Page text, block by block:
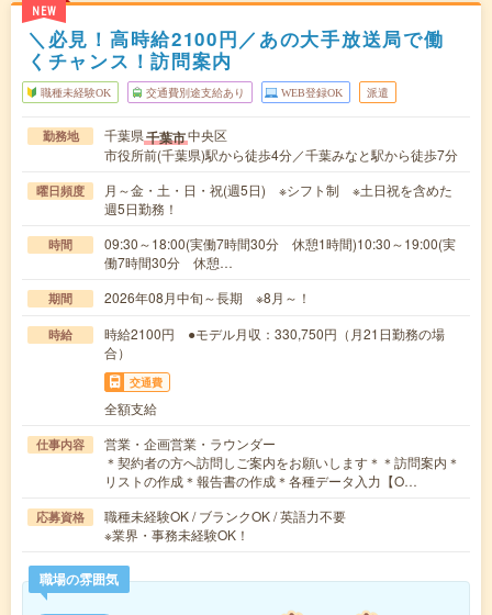
NEW
＼必見！高時給2100円／あの大手放送局で働
くチャンス！訪問案内
職種未経験OK 交通費別途支給あり WEB登録OK 派遣
勤務地 千葉県千葉市中央区
市役所前(千葉県)駅から徒歩4分／千葉みなと駅から徒歩7分
曜日頻度
月～金・土・日・祝(週5日) ※シフト制 ※土日祝を含めた
週5日勤務！
時間
09:30～18:00(実働7時間30分 休憩1時間)10:30～19:00(実
働7時間30分 休憩…
期間 2026年08月中旬～長期 ※8月～！
時給
時給2100円 ●モデル月収：330,750円（月21日勤務の場
合）
交通費
全額支給
仕事内容
営業・企画営業・ラウンダー
＊契約者の方へ訪問しご案内をお願いします＊＊訪問案内＊
リストの作成＊報告書の作成＊各種データ入力【O…
応募資格
職種未経験OK / ブランクOK / 英語力不要
※業界・事務未経験OK！
職場の雰囲気